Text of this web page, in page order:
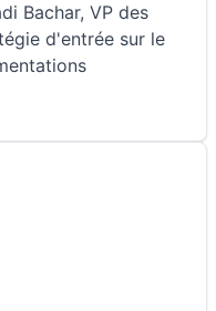
Bachar, VP des
d'entrée sur le